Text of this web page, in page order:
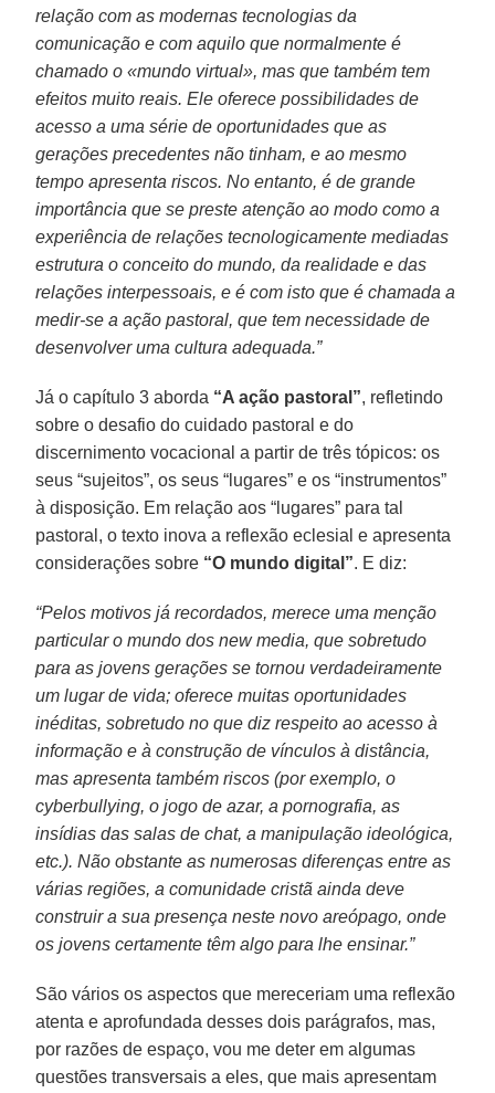
relação com as modernas tecnologias da
comunicação e com aquilo que normalmente é
chamado o «mundo virtual», mas que também tem
efeitos muito reais. Ele oferece possibilidades de
acesso a uma série de oportunidades que as
gerações precedentes não tinham, e ao mesmo
tempo apresenta riscos. No entanto, é de grande
importância que se preste atenção ao modo como a
experiência de relações tecnologicamente mediadas
estrutura o conceito do mundo, da realidade e das
relações interpessoais, e é com isto que é chamada a
medir-se a ação pastoral, que tem necessidade de
desenvolver uma cultura adequada.”
Já o capítulo 3 aborda “A ação pastoral”, refletindo
sobre o desafio do cuidado pastoral e do
discernimento vocacional a partir de três tópicos: os
seus “sujeitos”, os seus “lugares” e os “instrumentos”
à disposição. Em relação aos “lugares” para tal
pastoral, o texto inova a reflexão eclesial e apresenta
considerações sobre “O mundo digital”. E diz:
“Pelos motivos já recordados, merece uma menção
particular o mundo dos new media, que sobretudo
para as jovens gerações se tornou verdadeiramente
um lugar de vida; oferece muitas oportunidades
inéditas, sobretudo no que diz respeito ao acesso à
informação e à construção de vínculos à distância,
mas apresenta também riscos (por exemplo, o
cyberbullying, o jogo de azar, a pornografia, as
insídias das salas de chat, a manipulação ideológica,
etc.). Não obstante as numerosas diferenças entre as
várias regiões, a comunidade cristã ainda deve
construir a sua presença neste novo areópago, onde
os jovens certamente têm algo para lhe ensinar.”
São vários os aspectos que mereceriam uma reflexão
atenta e aprofundada desses dois parágrafos, mas,
por razões de espaço, vou me deter em algumas
questões transversais a eles, que mais apresentam